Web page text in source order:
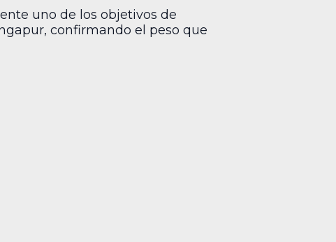
uno de los objetivos de
confirmando el peso que